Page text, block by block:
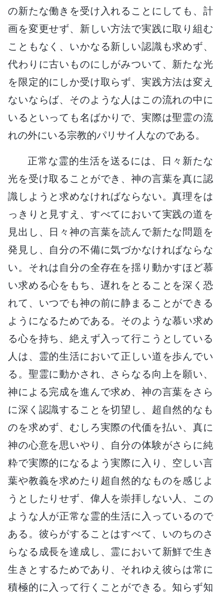
の新たな働きを受け入れることにしても、計
画を変更せず、新しい方法で実践に取り組む
こともなく、いかなる新しい認識も求めず、
代わりに古いものにしがみついて、新たな光
を限定的にしか受け取らず、実践方法は変え
ないならば、そのような人はこの流れの中に
いるといっても名ばかりで、実際は聖霊の流
れの外にいる宗教的パリサイ人なのである。
正常な霊的生活を送るには、日々新たな
光を受け取ることができ、神の言葉を真に認
識しようと求めなければならない。真理をは
っきりと見すえ、すべてにおいて実践の道を
見出し、日々神の言葉を読んで新たな問題を
発見し、自分の不備に気づかなければならな
い。それは自分の全存在を揺り動かすほど慕
い求める心をもち、遅れをとることを深く恐
れて、いつでも神の前に静まることができる
ようになるためである。そのような慕い求め
る心を持ち、絶えず入って行こうとしている
人は、霊的生活において正しい道を歩んでい
る。聖霊に動かされ、さらなる向上を願い、
神による完成を進んで求め、神の言葉をさら
に深く認識することを切望し、超自然的なも
のを求めず、むしろ実際の代価を払い、真に
神の心意を思いやり、自分の体験がさらに純
粋で実際的になるよう実際に入り、空しい言
葉や教義を求めたり超自然的なものを感じよ
うとしたりせず、偉人を崇拝しない人、この
ような人が正常な霊的生活に入っているので
ある。彼らがすることはすべて、いのちのさ
らなる成長を達成し、霊において新鮮で生き
生きとするためであり、それゆえ彼らは常に
積極的に入って行くことができる。知らず知